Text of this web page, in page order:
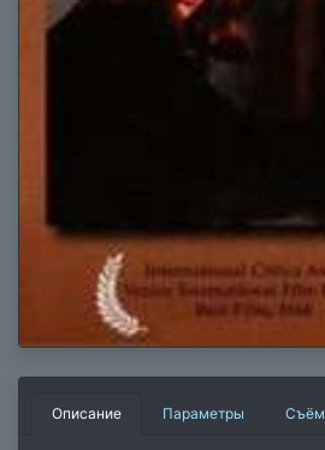
Описание Параметры